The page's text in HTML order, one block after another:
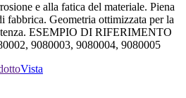
e alla fatica del materiale. Piena
fabbrica. Geometria ottimizzata per la
ESEMPIO DI RIFERIMENTO
9080003, 9080004, 9080005
Vista